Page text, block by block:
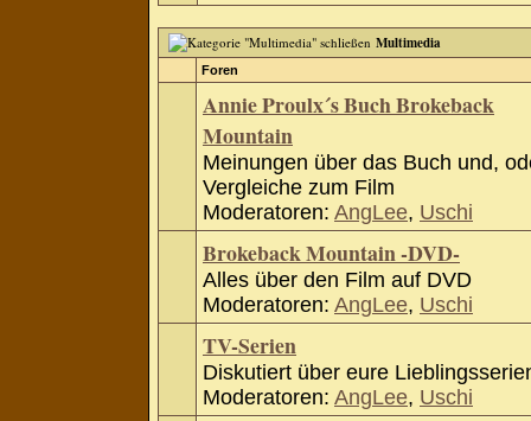
Multimedia
Foren
Annie Proulx´s Buch Brokeback
Mountain
Meinungen über das Buch und,
Vergleiche zum Film
Moderatoren: AngLee, Uschi
Brokeback Mountain -DVD-
Alles über den Film auf DVD
Moderatoren: AngLee, Uschi
TV-Serien
Diskutiert über eure
Moderatoren: AngLee, Uschi